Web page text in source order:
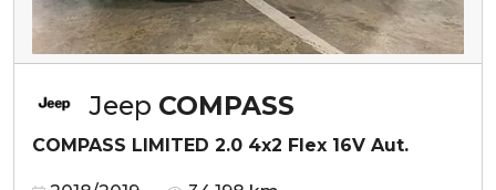
Jeep COMPASS
COMPASS LIMITED 2.0 4x2 Flex 16V Aut.